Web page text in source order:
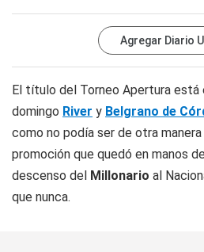
Agregar Diario
El título del Torneo Apertura está
domingo River y Belgrano de
como no podía ser de otra
promoción que quedó en manos
descenso del Millonario al
que nunca.